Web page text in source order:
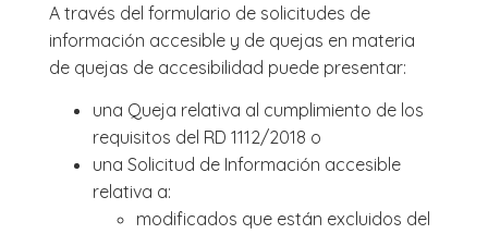
A través del formulario de solicitudes de
información accesible y de quejas en materia
de quejas de accesibilidad puede presentar:
una Queja relativa al cumplimiento de los
requisitos del RD 1112/2018 o
una Solicitud de Información accesible
relativa a:
modificados que están excluidos del